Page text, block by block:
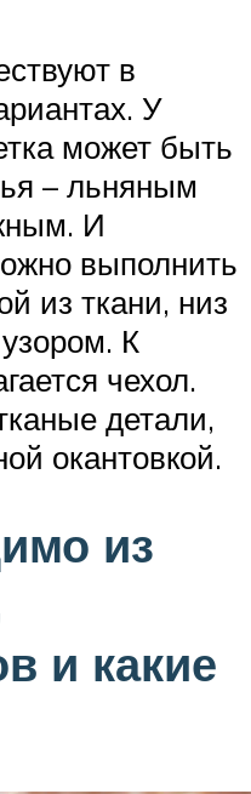
в
У
может быть
– льняным
И
выполнить
из ткани, низ
К
чехол.
детали,
окантовкой.
из
и какие